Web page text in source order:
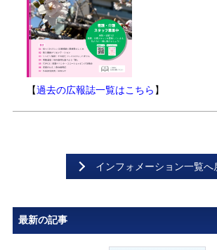
【過去の広報誌一覧はこちら 】
インフォメーション一覧へ
最新の記事